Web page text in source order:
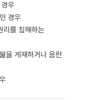
우
경우
리를 침해하는
을 게재하거나 음란